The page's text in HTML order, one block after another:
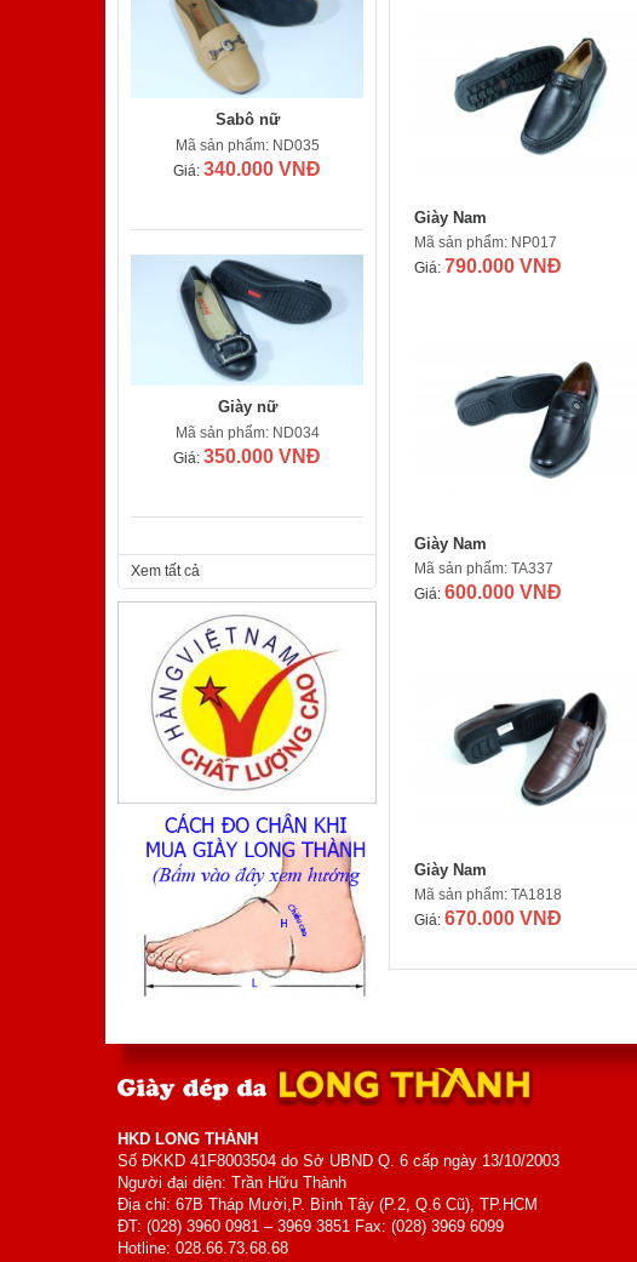
Giày Nam
Mã sản phẩm: NP017
Giá: 790.000 VNĐ
Giày Nam
Mã sản phẩm: TA337
Giá: 600.000 VNĐ
Giày Nam
Mã sản phẩm: TA1818
Giá: 670.000 VNĐ
Sabô nữ
Mã sản phẩm: ND035
Giá: 340.000 VNĐ
Giày nữ
Mã sản phẩm: ND034
Giá: 350.000 VNĐ
Giày nam
Mã sản phẩm: TA410TM
Giá:800.000 VNĐ
Xem tất cả
HKD LONG THÀNH
Số ĐKKD 41F8003504 do Sở UBND Q. 6 cấp ngày 13/10/2003
Người đại diện: Trần Hữu Thành
Địa chỉ: 67B Tháp Mười,P. Bình Tây (P.2, Q.6 Cũ), TP.HCM
ĐT: (028) 3960 0981 – 3969 3851 Fax: (028) 3969 6099
Hotline: 028.66.73.68.68